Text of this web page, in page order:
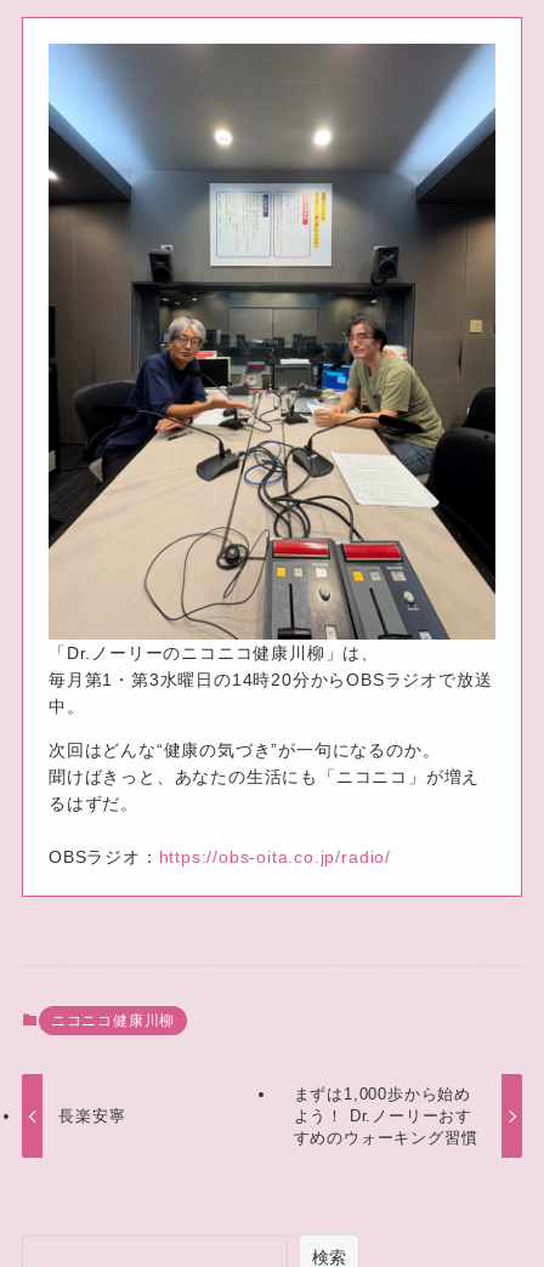
「Dr.ノーリーのニコニコ健康川柳」は、
毎月第1・第3水曜日の14時20分からOBSラジオで放送
中。
次回はどんな“健康の気づき”が一句になるのか。
聞けばきっと、あなたの生活にも「ニコニコ」が増え
るはずだ。
OBSラジオ： https://obs-oita.co.jp/radio/
ニコニコ健康川柳
長楽安寧
まずは1,000歩から始め
よう！ Dr.ノーリーおす
すめのウォーキング習慣
検索